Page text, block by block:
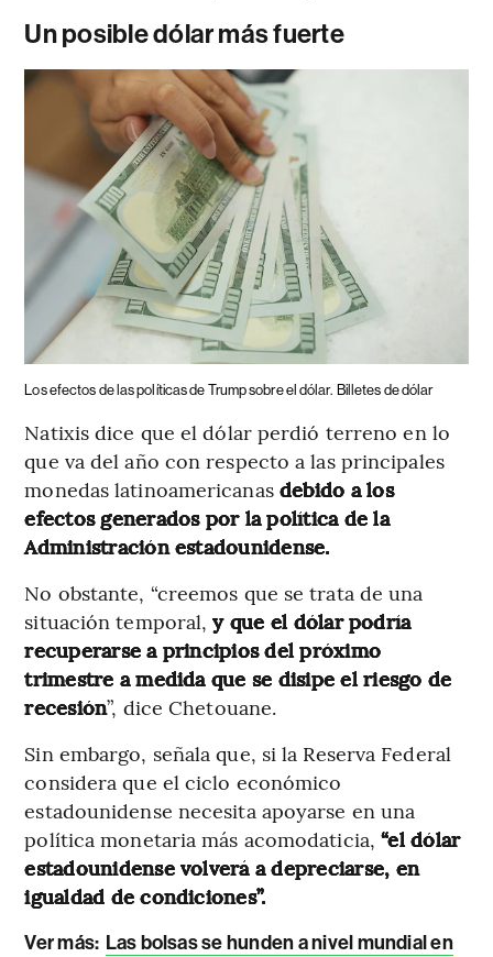
Un posible dólar más fuerte
Los efectos de las políticas de Trump sobre el dólar. Billetes de dólar
Natixis dice que el dólar perdió terreno en lo
que va del año con respecto a las principales
monedas latinoamericanas debido a los
efectos generados por la política de la
Administración estadounidense.
No obstante, “creemos que se trata de una
situación temporal,y que el dólar podría
recuperarse a principios del próximo
trimestre a medida que se disipe el riesgo de
recesión”, dice Chetouane.
Sin embargo, señala que, si la Reserva Federal
considera que el ciclo económico
estadounidense necesita apoyarse en una
política monetaria más acomodaticia,“el dólar
estadounidense volverá a depreciarse, en
igualdad de condiciones”.
Ver más: Las bolsas se hunden a nivel mundial en